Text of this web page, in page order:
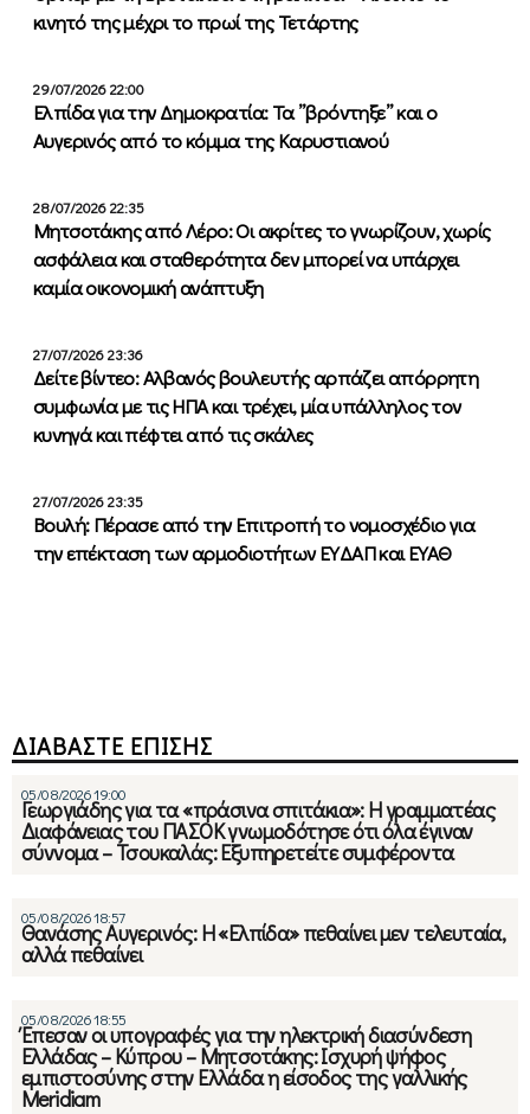
κινητό της μέχρι το πρωί της Τετάρτης
29/07/2026 22:00
Ελπίδα για την Δημοκρατία: Τα ”βρόντηξε” και ο
Αυγερινός από το κόμμα της Καρυστιανού
28/07/2026 22:35
Μητσοτάκης από Λέρο: Οι ακρίτες το γνωρίζουν, χωρίς
ασφάλεια και σταθερότητα δεν μπορεί να υπάρχει
καμία οικονομική ανάπτυξη
27/07/2026 23:36
Δείτε βίντεο: Αλβανός βουλευτής αρπάζει απόρρητη
συμφωνία με τις ΗΠΑ και τρέχει, μία υπάλληλος τον
κυνηγά και πέφτει από τις σκάλες
27/07/2026 23:35
Βουλή: Πέρασε από την Επιτροπή το νομοσχέδιο για
την επέκταση των αρμοδιοτήτων ΕΥΔΑΠ και ΕΥΑΘ
ΔΙΑΒΑΣΤΕ ΕΠΙΣΗΣ
05/08/2026 19:00
Γεωργιάδης για τα «πράσινα σπιτάκια»: Η γραμματέας
Διαφάνειας του ΠΑΣΟΚ γνωμοδότησε ότι όλα έγιναν
σύννομα – Τσουκαλάς: Εξυπηρετείτε συμφέροντα
05/08/2026 18:57
Θανάσης Αυγερινός: Η «Ελπίδα» πεθαίνει μεν τελευταία,
αλλά πεθαίνει
05/08/2026 18:55
Έπεσαν οι υπογραφές για την ηλεκτρική διασύνδεση
Ελλάδας – Κύπρου – Μητσοτάκης: Ισχυρή ψήφος
εμπιστοσύνης στην Ελλάδα η είσοδος της γαλλικής
Meridiam